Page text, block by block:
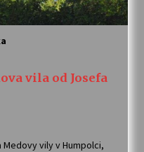
vila od Josefa
vily v Humpolci,